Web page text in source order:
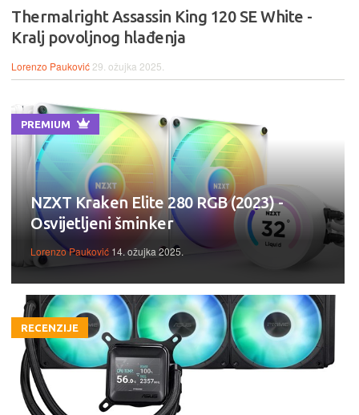
Thermalright Assassin King 120 SE White -
Kralj povoljnog hlađenja
Lorenzo Pauković 29. ožujka 2025.
PREMIUM
NZXT Kraken Elite 280 RGB (2023) -
Osvijetljeni šminker
Lorenzo Pauković 14. ožujka 2025.
RECENZIJE